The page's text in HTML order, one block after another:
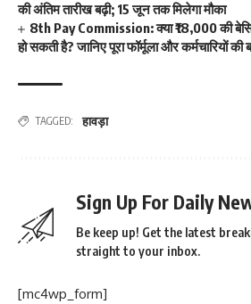
की अंतिम तारीख बढ़ी; 15 जून तक मिलेगा मौका
8th Pay Commission: क्या ₹18,000 की
हो सकती है? जानिए पूरा फॉर्मूला और कर्मचारियों की
TAGGED: हावड़ा
Sign Up For Daily
Be keep up! Get the latest
straight to your inbox.
[mc4wp_form]